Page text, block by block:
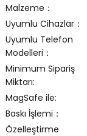
Malzeme：
Uyumlu Cihazlar：
Uyumlu Telefon
Modelleri：
Minimum Sipariş
Miktarı:
MagSafe ile:
Baskı İşlemi：
Özelleştirme